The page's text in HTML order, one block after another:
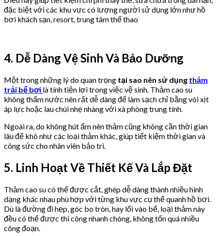
đặc biệt với các khu vực có lượng người sử dụng lớn như hồ
bơi khách sạn, resort, trung tâm thể thao
4. Dễ Dàng Vệ Sinh Và Bảo Dưỡng
Một trong những lý do quan trọng tại sao nên sử dụng thảm
trải bể bơi là tính tiện lợi trong việc vệ sinh. Thảm cao su
không thấm nước nên rất dễ dàng để làm sạch chỉ bằng vòi xịt
áp lực hoặc lau chùi nhẹ nhàng với xà phòng trung tính.
Ngoài ra, do không hút ẩm nên thảm cũng không cần thời gian
lâu để khô như các loại thảm khác, giúp tiết kiệm thời gian và
công sức cho nhân viên bảo trì.
5. Linh Hoạt Về Thiết Kế Và Lắp Đặt
Thảm cao su có thể được cắt, ghép dễ dàng thành nhiều hình
dạng khác nhau phù hợp với từng khu vực cụ thể quanh hồ bơi.
Dù là đường đi hẹp, góc bo tròn, hay lối vào bể, loại thảm này
đều có thể được thi công nhanh chóng, không tốn quá nhiều
công đoạn.